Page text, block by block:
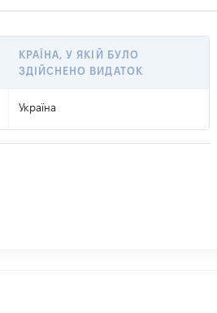
КРАЇНА, У ЯКІЙ БУЛО
ЗДІЙСНЕНО ВИДАТОК
Україна